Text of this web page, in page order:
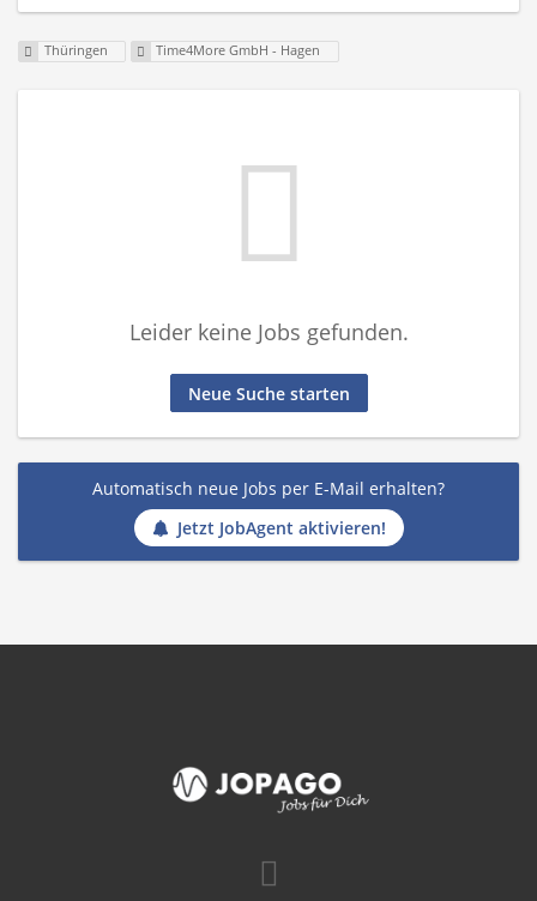
Thüringen Time4More GmbH - Hagen
Leider keine Jobs gefunden.
Neue Suche starten
Automatisch neue Jobs per E-Mail erhalten?
Jetzt JobAgent aktivieren!